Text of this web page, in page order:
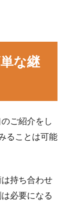
な継
ご紹介をし
ることは可能
持ち合わせ
必要になる